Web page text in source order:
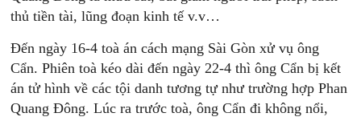
thủ tiền tài, lũng đoạn kinh tế v.v…
Đến ngày 16-4 toà án cách mạng Sài Gòn xử vụ ông
Cẩn. Phiên toà kéo dài đến ngày 22-4 thì ông Cẩn bị kết
án tử hình về các tội danh tương tự như trường hợp Phan
Quang Đông. Lúc ra trước toà, ông Cẩn đi không nổi,